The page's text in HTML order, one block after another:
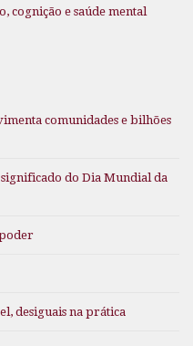
cognição e saúde mental
comunidades e bilhões
do Dia Mundial da
desiguais na prática